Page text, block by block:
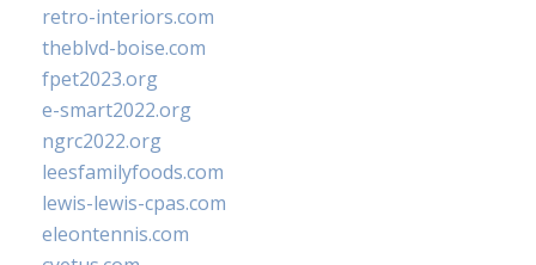
retro-interiors.com
theblvd-boise.com
fpet2023.org
e-smart2022.org
ngrc2022.org
leesfamilyfoods.com
lewis-lewis-cpas.com
eleontennis.com